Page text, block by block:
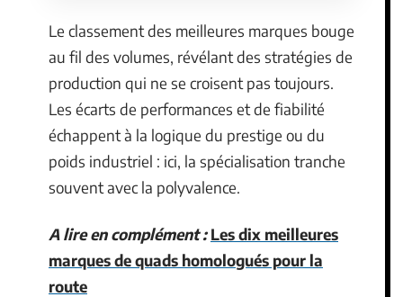
Le classement des meilleures marques bouge
au fil des volumes, révélant des stratégies de
production qui ne se croisent pas toujours.
Les écarts de performances et de fiabilité
échappent à la logique du prestige ou du
poids industriel : ici, la spécialisation tranche
souvent avec la polyvalence.
A lire en complément : Les dix meilleures
marques de quads homologués pour la
route